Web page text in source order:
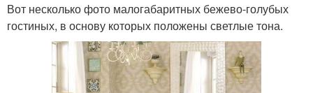
Вот несколько фото малогабаритных бежево-голубых
гостиных, в основу которых положены светлые тона.